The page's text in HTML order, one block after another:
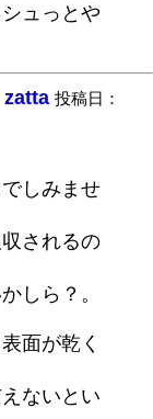
ュっとや
zatta 投稿日：
しみませ
されるの
しら？。
面が乾く
ないとい